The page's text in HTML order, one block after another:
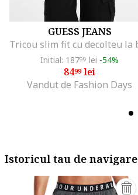
GUESS JEANS
Initial: 18799 lei -54%
8499lei
Vandut de Fashion Days
Istoricul tau de navigare